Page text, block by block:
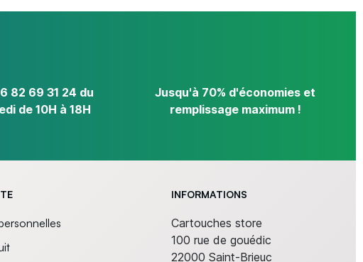
82 69 31 24 du
de 10H à 18H
Jusqu'à 70% d'économies et
remplissage maximum !
INFORMATIONS
Cartouches store
100 rue de gouédic
22000 Saint-Brieuc